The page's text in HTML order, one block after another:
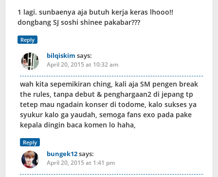
1 lagi. sunbaenya aja butuh kerja keras lhooo!!
dongbang SJ soshi shinee pakabar???
Reply
bilqiskim says:
April 20, 2015 at 10:32 am
wah kita sepemikiran ching, kali aja SM pengen break
the rules, tanpa debut & penghargaan2 di jepang tp
tetep mau ngadain konser di todome, kalo sukses ya
syukur kalo ga yaudah, semoga fans exo pada pake
kepala dingin baca komen lo haha,
Reply
bungek12says:
April 20, 2015 at 1:41 pm